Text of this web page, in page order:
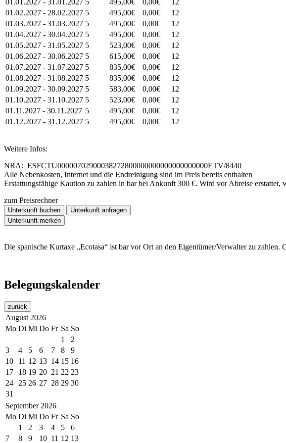
01.01.2027 - 31.01.2027 5 495,00€ 0,00€
12
01.02.2027 - 28.02.2027 5 495,00€ 0,00€
12
01.03.2027 - 31.03.2027 5 495,00€ 0,00€
12
01.04.2027 - 30.04.2027 5 495,00€ 0,00€
12
01.05.2027 - 31.05.2027 5 523,00€ 0,00€
12
01.06.2027 - 30.06.2027 5 615,00€ 0,00€
12
01.07.2027 - 31.07.2027 5 835,00€ 0,00€
12
01.08.2027 - 31.08.2027 5 835,00€ 0,00€
12
01.09.2027 - 30.09.2027 5 583,00€ 0,00€
12
01.10.2027 - 31.10.2027 5 523,00€ 0,00€
12
01.11.2027 - 30.11.2027 5 495,00€ 0,00€
12
01.12.2027 - 31.12.2027 5 495,00€ 0,00€ 12
Weitere Infos:
NRA: ESFCTU00000702900038272800000000000000000000ETV/8440
Alle Nebenkosten, Internet und die Endreinigung sind im Preis bereits enthalten
Erstattungsfähige Kaution zu zahlen in bar bei Ankunft 300 €. Wird vor Abreise erstattet,
zum Preisrechner
Unterkunft buchen
Unterkunft anfragen
Unterkunft merken
Die spanische Kurtaxe „Ecotasa“ ist bar vor Ort an den Eigentümer/Verwalter zu
Belegungskalender
zurück
August 2026
Mo Di Mi Do Fr Sa So
1
2
3
4 5 6 7 8
9
10
11 12 13 14 15 16
17
18 19 20 21 22 23
24
25 26 27 28 29 30
31
September 2026
Mo Di Mi Do Fr Sa So
1
2 3 4 5
6
7
8 9 10 11 12 13